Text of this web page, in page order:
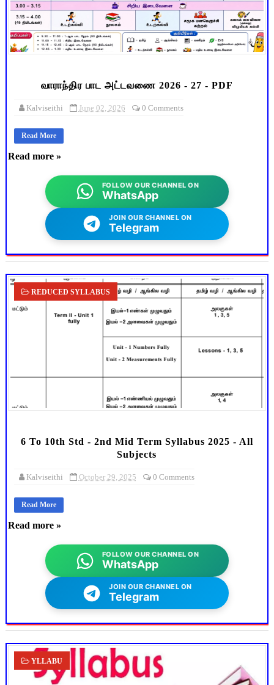
வாராந்திர பாட அட்டவணை 2026 - 27 - PDF
Kalviseithi June 02, 2026 0 Comments
Read More
Read more »
FOLLOW OUR CHANNEL ON
WhatsApp
JOIN OUR CHANNEL ON
Telegram
REDUCED SYLLABUS
6 To 10th Std - 2nd Mid Term Syllabus 2025 - All
Subjects
Kalviseithi October 29, 2025 0 Comments
Read More
Read more »
FOLLOW OUR CHANNEL ON
WhatsApp
JOIN OUR CHANNEL ON
Telegram
YLLABU